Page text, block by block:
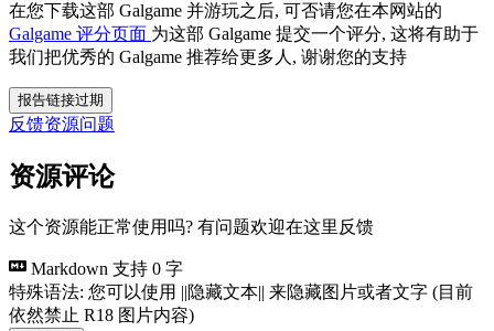
在您下载这部 Galgame 并游玩之后, 可否请您在本网站的
Galgame 评分页面 为这部 Galgame 提交一个评分, 这将有助于
我们把优秀的 Galgame 推荐给更多人, 谢谢您的支持
报告链接过期
反馈资源问题
资源评论
这个资源能正常使用吗? 有问题欢迎在这里反馈
Markdown 支持 0 字
特殊语法: 您可以使用 ||隐藏文本|| 来隐藏图片或者文字 (目前
依然禁止 R18 图片内容)